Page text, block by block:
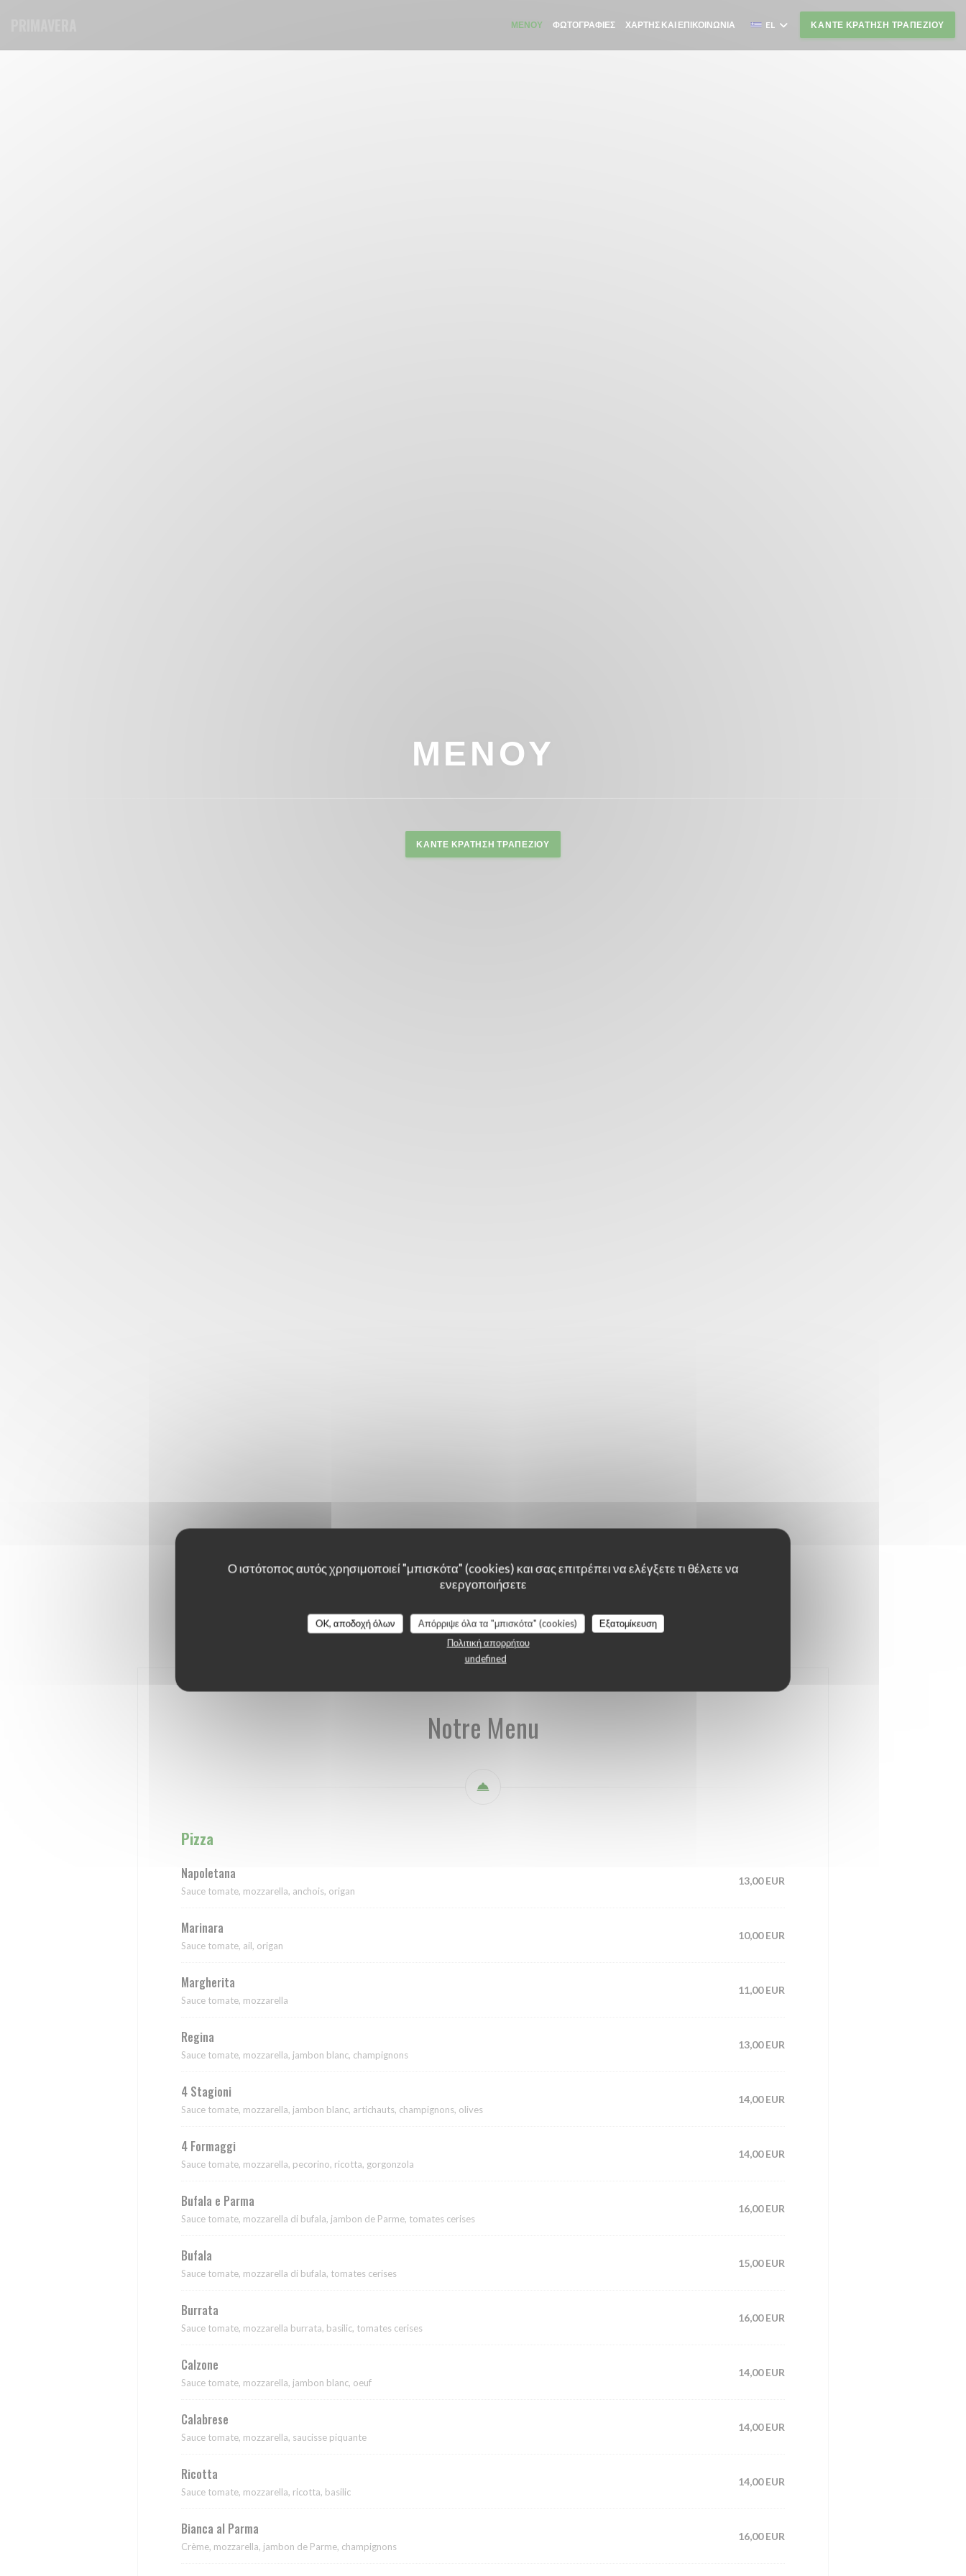
Ο ιστότοπος αυτός χρησιμοποιεί "μπισκότα" (cookies) και σας επιτρέπει να ελέγξετε τι θέλετε να
ενεργοποιήσετε
OK, αποδοχή όλων Απόρριψε όλα τα "μπισκότα" (cookies)
Εξατομίκευση
Πολιτική απορρήτου
undefined
ΜΕΝΟΎ ΦΩΤΟΓΡΑΦΊΕΣ ΧΆΡΤΗΣ ΚΑΙ ΕΠΙΚΟΙΝΩΝΊΑ EL ΚΆΝΤΕ ΚΡΆΤΗΣΗ ΤΡΑΠΕΖΙΟΎ
ΜΕΝΟΎ
ΚΆΝΤΕ ΚΡΆΤΗΣΗ ΤΡΑΠΕΖΙΟΎ
Pizza Plats Dolci Vini Cocktails
Notre Menu
Pizza
Napoletana
Sauce tomate, mozzarella, anchois, origan
13,00 EUR
Marinara
Sauce tomate, ail, origan
10,00 EUR
Margherita
Sauce tomate, mozzarella
11,00 EUR
Regina
Sauce tomate, mozzarella, jambon blanc, champignons
13,00 EUR
4 Stagioni
Sauce tomate, mozzarella, jambon blanc, artichauts, champignons, olives
14,00 EUR
4 Formaggi
Sauce tomate, mozzarella, pecorino, ricotta, gorgonzola
14,00 EUR
Bufala e Parma
Sauce tomate, mozzarella di bufala, jambon de Parme, tomates cerises
16,00 EUR
Bufala
Sauce tomate, mozzarella di bufala, tomates cerises
15,00 EUR
Burrata
Sauce tomate, mozzarella burrata, basilic, tomates cerises
16,00 EUR
Calzone
Sauce tomate, mozzarella, jambon blanc, oeuf
14,00 EUR
Calabrese
Sauce tomate, mozzarella, saucisse piquante
14,00 EUR
Ricotta
Sauce tomate, mozzarella, ricotta, basilic
14,00 EUR
Bianca al Parma
Crème, mozzarella, jambon de Parme, champignons
16,00 EUR